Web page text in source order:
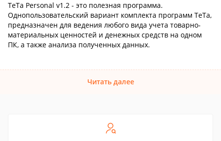
TeTa Personal v1.2 - это полезная программа.
Однопользовательский вариант комплекта программ TeTa,
предназначен для ведения любого вида учета товарно-
материальных ценностей и денежных средств на одном
ПК, а также анализа полученных данных.
Читать далее